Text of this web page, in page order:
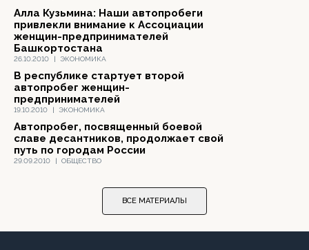
26.10.2010 | ЭКОНОМИКА
Алла Кузьмина: Наши автопробеги
привлекли внимание к Ассоциации
женщин-предпринимателей
Башкортостана
19.10.2010 | ЭКОНОМИКА
В республике стартует второй
автопробег женщин-
предпринимателей
29.09.2010 | ОБЩЕСТВО
Автопробег, посвященный боевой
славе десантников, продолжает свой
путь по городам России
ВСЕ МАТЕРИАЛЫ